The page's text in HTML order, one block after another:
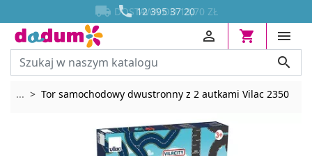
 12 395 37 20
 DOSTAWA OD 13,70 ZŁ






... Rozwiń breadcrumbs
Tor samochodowy dwustronny z 2 autkami Vilac 2350